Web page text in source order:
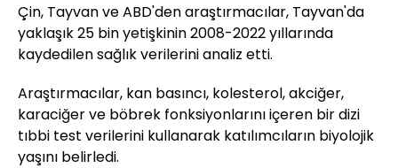
Çin, Tayvan ve ABD'den araştırmacılar, Tayvan'da
yaklaşık 25 bin yetişkinin 2008-2022 yıllarında
kaydedilen sağlık verilerini analiz etti.
Araştırmacılar, kan basıncı, kolesterol, akciğer,
karaciğer ve böbrek fonksiyonlarını içeren bir dizi
tıbbi test verilerini kullanarak katılımcıların biyolojik
yaşını belirledi.